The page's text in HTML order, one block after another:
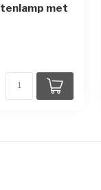
met